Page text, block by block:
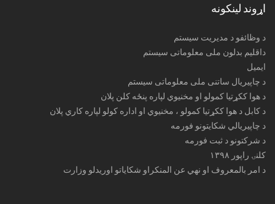
اړوند لینکونه
د وظائفو د مدیریت سیستم
داقلیم بدلون ملی معلوماتی سیستم
ایمیل
د چاپیریال ساتنی ملی معلوماتی سیستم
د هوا ککړتیا کمولو او مخنیوي لپاره پنځه کلن پلان
د کابل د هوا ککړتیا کمولو ، مخنیوي او اداره کولو لپاره کاري پلان
د چاپیریالي شکایتونو فورمه
د شرکتونو د ثبت فورمه
کلنۍ راپور ۱۳۹۸
د امر بالمعروف او نهي عن المنکراو شکایاتو اوریدلو وزارت